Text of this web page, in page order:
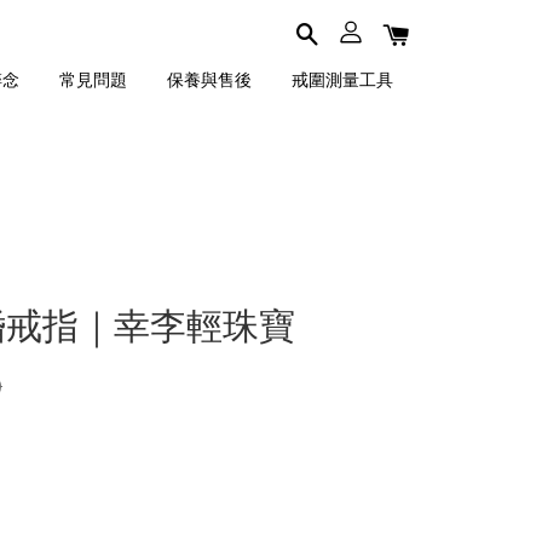
常見問題 保養與售後 戒圍測量工具
指｜幸李輕珠寶